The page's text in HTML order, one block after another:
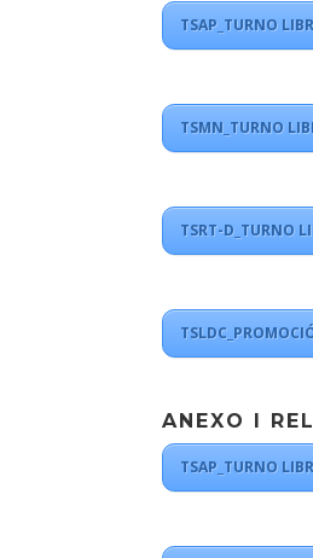
TSAP_TURNO
TSMN_TURNO
TSRT-D_TURNO
ANEXO I
TSAP_TURNO